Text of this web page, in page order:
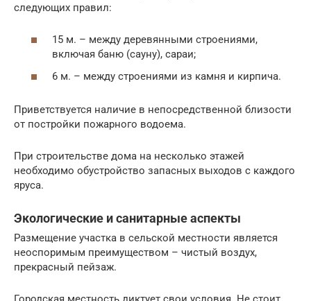
следующих правил:
15 м. – между деревянными строениями,
включая баню (сауну), сараи;
6 м. – между строениями из камня и кирпича.
Приветствуется наличие в непосредственной близости
от постройки пожарного водоема.
При строительстве дома на несколько этажей
необходимо обустройство запасных выходов с каждого
яруса.
Экологические и санитарные аспекты
Размещение участка в сельской местности является
неоспоримым преимуществом – чистый воздух,
прекрасный пейзаж.